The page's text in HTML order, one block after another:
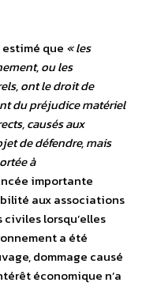
que « les
ou les
ont le droit de
du préjudice matériel
causés aux
de défendre, mais
à
importante
aux associations
lorsqu’elles
a été
dommage causé
économique n’a